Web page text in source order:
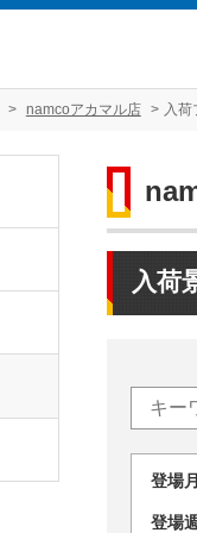
namcoアカマル店 入荷
入荷
登
登